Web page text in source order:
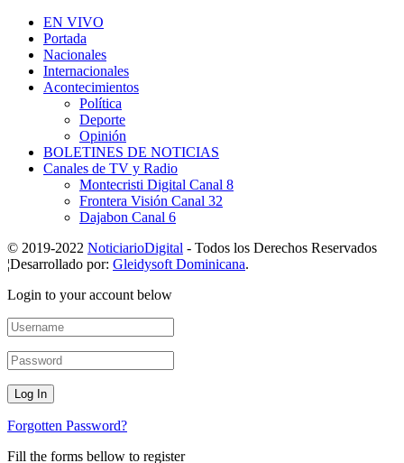
EN VIVO
Portada
Nacionales
Internacionales
Acontecimientos
Política
Deporte
Opinión
BOLETINES DE NOTICIAS
Canales de TV y Radio
Montecristi Digital Canal 8
Frontera Visión Canal 32
Dajabon Canal 6
© 2019-2022 NoticiarioDigital - Todos los Derechos Reservados
¦Desarrollado por: Gleidysoft Dominicana.
Login to your account below
Forgotten Password?
Fill the forms bellow to register